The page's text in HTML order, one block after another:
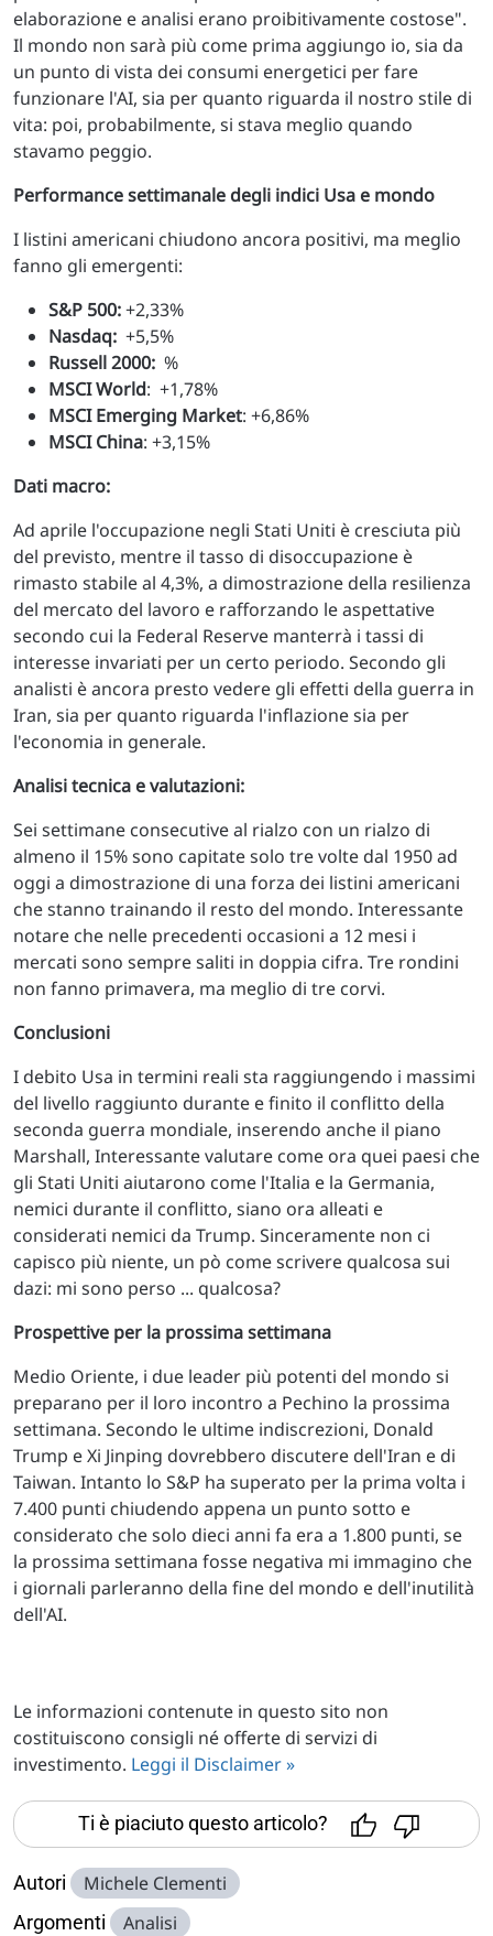
elaborazione e analisi erano proibitivamente costose".
Il mondo non sarà più come prima aggiungo io, sia da
un punto di vista dei consumi energetici per fare
funzionare l'AI, sia per quanto riguarda il nostro stile di
vita: poi, probabilmente, si stava meglio quando
stavamo peggio.
Performance settimanale degli indici Usa e mondo
I listini americani chiudono ancora positivi, ma meglio
fanno gli emergenti:
S&P 500:+2,33%
Nasdaq: +5,5%
Russell 2000: %
MSCI World: +1,78%
MSCI Emerging Market: +6,86%
MSCI China: +3,15%
Dati macro:
Ad aprile l'occupazione negli Stati Uniti è cresciuta più
del previsto, mentre il tasso di disoccupazione è
rimasto stabile al 4,3%, a dimostrazione della resilienza
del mercato del lavoro e rafforzando le aspettative
secondo cui la Federal Reserve manterrà i tassi di
interesse invariati per un certo periodo. Secondo gli
analisti è ancora presto vedere gli effetti della guerra in
Iran, sia per quanto riguarda l'inflazione sia per
l'economia in generale.
Analisi tecnica e valutazioni:
Sei settimane consecutive al rialzo con un rialzo di
almeno il 15% sono capitate solo tre volte dal 1950 ad
oggi a dimostrazione di una forza dei listini americani
che stanno trainando il resto del mondo. Interessante
notare che nelle precedenti occasioni a 12 mesi i
mercati sono sempre saliti in doppia cifra. Tre rondini
non fanno primavera, ma meglio di tre corvi.
Conclusioni
I debito Usa in termini reali sta raggiungendo i massimi
del livello raggiunto durante e finito il conflitto della
seconda guerra mondiale, inserendo anche il piano
Marshall, Interessante valutare come ora quei paesi che
gli Stati Uniti aiutarono come l'Italia e la Germania,
nemici durante il conflitto, siano ora alleati e
considerati nemici da Trump. Sinceramente non ci
capisco più niente, un pò come scrivere qualcosa sui
dazi: mi sono perso ... qualcosa?
Prospettive per la prossima settimana
Medio Oriente, i due leader più potenti del mondo si
preparano per il loro incontro a Pechino la prossima
settimana. Secondo le ultime indiscrezioni, Donald
Trump e Xi Jinping dovrebbero discutere dell'Iran e di
Taiwan. Intanto lo S&P ha superato per la prima volta i
7.400 punti chiudendo appena un punto sotto e
considerato che solo dieci anni fa era a 1.800 punti, se
la prossima settimana fosse negativa mi immagino che
i giornali parleranno della fine del mondo e dell'inutilità
dell'AI.
Le informazioni contenute in questo sito non
costituiscono consigli né offerte di servizi di
investimento. Leggi il Disclaimer »
Ti è piaciuto questo articolo?
Autori Michele Clementi
Argomenti
Analisi